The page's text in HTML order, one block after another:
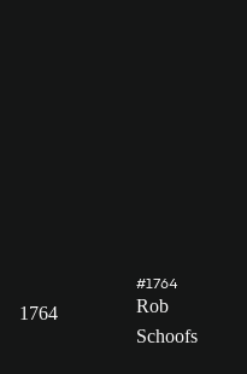
1764
#1764
Rob
Schoofs